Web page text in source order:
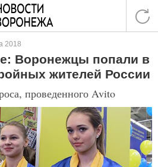
2018
Воронежцы попали в
жителей России
проведенного Avito